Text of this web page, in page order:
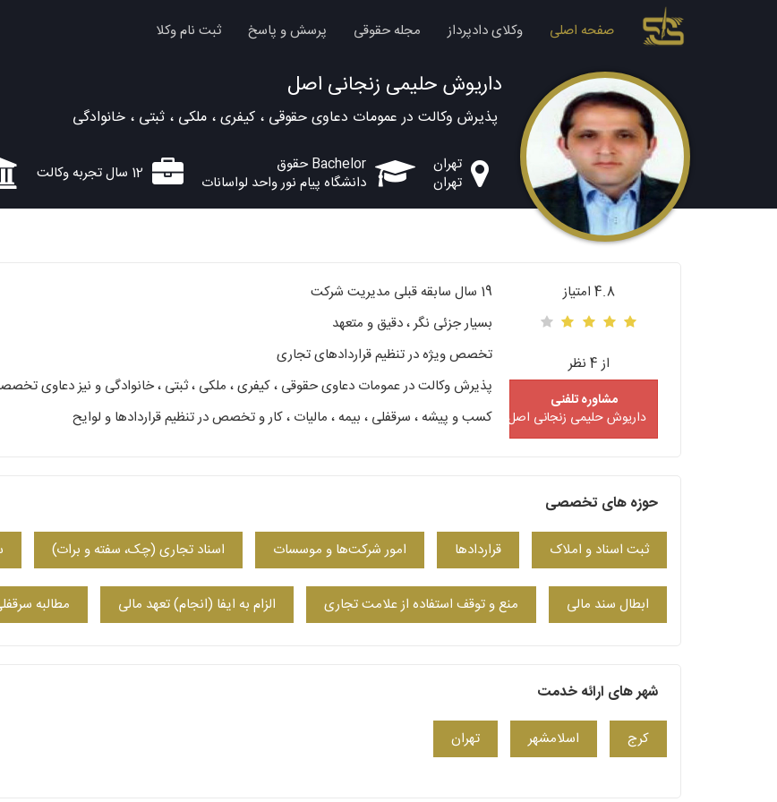
صفحه اصلی وکلای دادپرداز مجله حقوقی پرسش و پاسخ ثبت نام وکلا
داریوش حلیمی زنجانی اصل
پذیرش وکالت در عمومات دعاوی حقوقی ، کیفری ، ملکی ، ثبتی ، خانوادگی
تهران
تهران
Bachelor حقوق
دانشگاه پیام نور واحد لواسانات
12 سال تجربه وکالت
4.8 امتیاز
از 4 نظر
مشاوره تلفنی
داریوش حلیمی زنجانی اصل
19 سال سابقه قبلی مدیریت شرکت
بسیار جزئی نگر ، دقیق و متعهد
تخصص ویژه در تنظیم قراردادهای تجاری
پذیرش وکالت در عمومات دعاوی حقوقی ، کیفری ، ملکی ، ثبتی ، خانوادگی و نیز دعاوی
کسب و پیشه ، سرقفلی ، بیمه ، مالیات ، کار و تخصص در تنظیم قراردادها و لوایح
حوزه های تخصصی
ثبت اسناد و املاک قراردادها امور شرکت‌ها و موسسات اسناد تجاری (چک، سفته و برات)
ابطال سند مالی منع و توقف استفاده از علامت تجاری الزام به ایفا (انجام) تعهد مالی مطالبه
شهر های ارائه خدمت
کرج اسلامشهر تهران